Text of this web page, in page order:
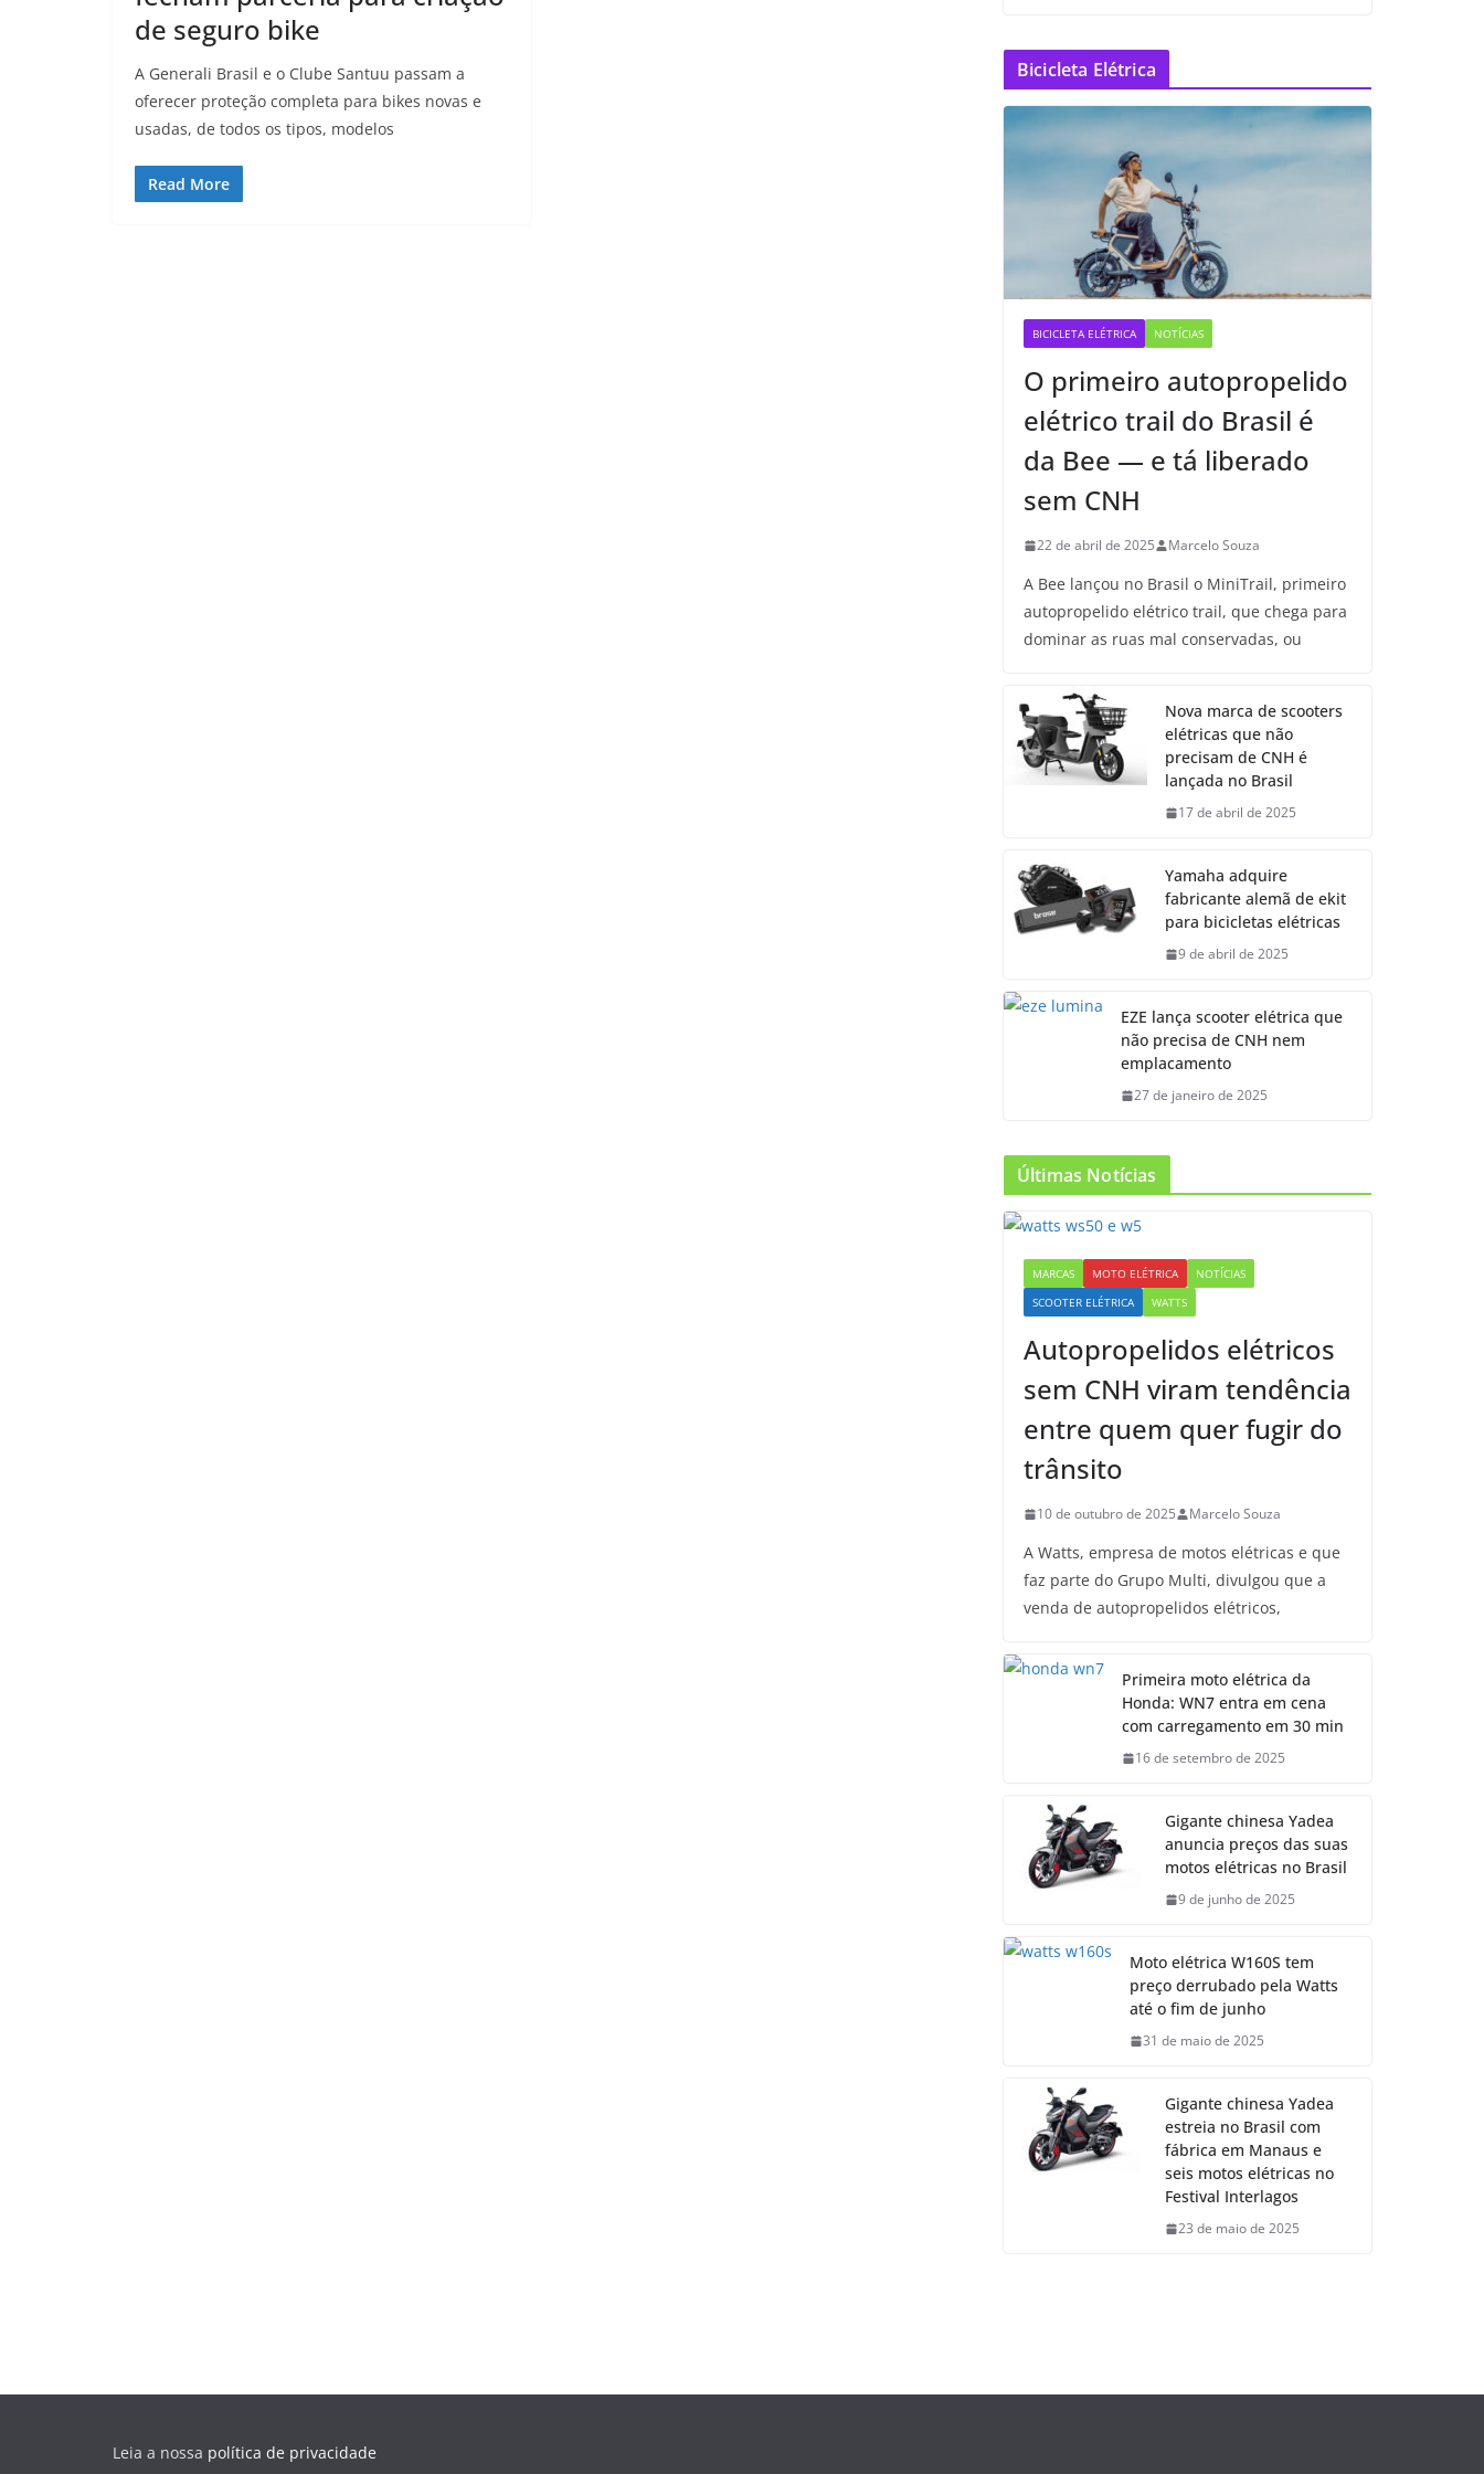
de seguro bike
A Generali Brasil e o Clube Santuu passam a
oferecer proteção completa para bikes novas e
usadas, de todos os tipos, modelos
Read More
Bicicleta Elétrica
BICICLETA ELÉTRICA NOTÍCIAS
O primeiro autopropelido
elétrico trail do Brasil é
da Bee — e tá liberado
sem CNH
22 de abril de 2025 Marcelo Souza
A Bee lançou no Brasil o MiniTrail, primeiro
autopropelido elétrico trail, que chega para
dominar as ruas mal conservadas, ou
Nova marca de scooters
elétricas que não
precisam de CNH é
lançada no Brasil
17 de abril de 2025
Yamaha adquire
fabricante alemã de ekit
para bicicletas elétricas
9 de abril de 2025
EZE lança scooter elétrica que
não precisa de CNH nem
emplacamento
27 de janeiro de 2025
Últimas Notícias
MARCAS MOTO ELÉTRICA
NOTÍCIAS
SCOOTER ELÉTRICA
WATTS
Autopropelidos elétricos
sem CNH viram tendência
entre quem quer fugir do
trânsito
10 de outubro de 2025 Marcelo Souza
A Watts, empresa de motos elétricas e que
faz parte do Grupo Multi, divulgou que a
venda de autopropelidos elétricos,
Primeira moto elétrica da
Honda: WN7 entra em cena
com carregamento em 30 min
16 de setembro de 2025
Gigante chinesa Yadea
anuncia preços das suas
motos elétricas no Brasil
9 de junho de 2025
Moto elétrica W160S tem
preço derrubado pela Watts
até o fim de junho
31 de maio de 2025
Gigante chinesa Yadea
estreia no Brasil com
fábrica em Manaus e
seis motos elétricas no
Festival Interlagos
23 de maio de 2025
Leia a nossa política de privacidade